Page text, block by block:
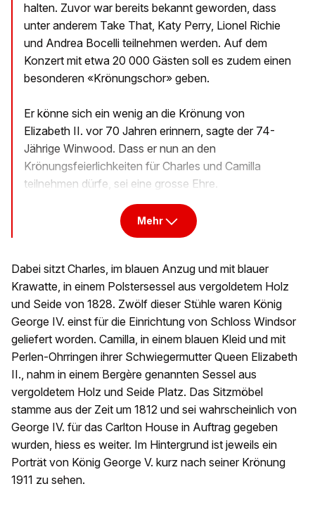
halten. Zuvor war bereits bekannt geworden, dass
unter anderem Take That, Katy Perry, Lionel Richie
und Andrea Bocelli teilnehmen werden. Auf dem
Konzert mit etwa 20 000 Gästen soll es zudem einen
besonderen «Krönungschor» geben.
Er könne sich ein wenig an die Krönung von
Elizabeth II. vor 70 Jahren erinnern, sagte der 74-
Jährige Winwood. Dass er nun an den
Krönungsfeierlichkeiten für Charles und Camilla
teilnehmen dürfe, sei eine grosse Ehre.
Mehr
Dabei sitzt Charles, im blauen Anzug und mit blauer
Krawatte, in einem Polstersessel aus vergoldetem Holz
und Seide von 1828. Zwölf dieser Stühle waren König
George IV. einst für die Einrichtung von Schloss Windsor
geliefert worden. Camilla, in einem blauen Kleid und mit
Perlen-Ohrringen ihrer Schwiegermutter Queen Elizabeth
II., nahm in einem Bergère genannten Sessel aus
vergoldetem Holz und Seide Platz. Das Sitzmöbel
stamme aus der Zeit um 1812 und sei wahrscheinlich von
George IV. für das Carlton House in Auftrag gegeben
wurden, hiess es weiter. Im Hintergrund ist jeweils ein
Porträt von König George V. kurz nach seiner Krönung
1911 zu sehen.